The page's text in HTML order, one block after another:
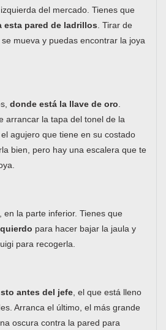
del mercado. Tienes que
esta pared de ladrillos . Tirar de
mueva y puedas encontrar la joya
donde está la llave de oro
arrancar la tapa del tonel de la
agujero que tiene en su costado
bien, pero hay una escalera que te
en la parte inferior. Tienes que
para hacer bajar la jaula y
para recogerla.
antes del jefe , el que está lleno
Arranca el último, el más grande
oscura contra la pared para